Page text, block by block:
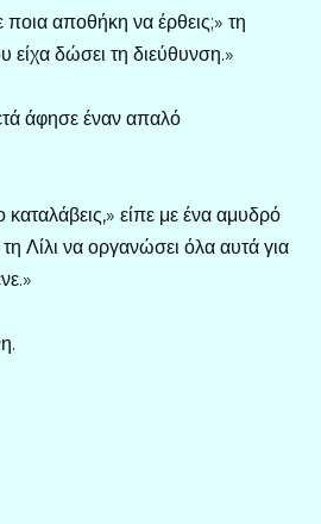
αποθήκη να έρθεις;» τη
δώσει τη διεύθυνση.»
άφησε έναν απαλό
είπε με ένα αμυδρό
Λίλι να οργανώσει όλα αυτά για